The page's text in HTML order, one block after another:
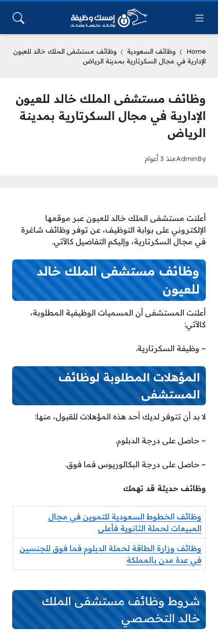
Home وظائف السعودية
وظائف مستشفى الملك خالد للعيون
الإدارية في مجال السكرتارية بمدينة الرياض
وظائف مستشفى الملك خالد للعيون
الإدارية في مجال السكرتارية بمدينة
الرياض
By
Adminمنذ 3 أعوام
أعلنت مستشفى الملك خالد للعيون عبر موقعها
الإلكتروني على بوابة التوظيف، عن توفر وظائف شاغرة
في مجال السكرتارية، وإليكم التفاصيل كالآتي.
وظائف مستشفى الملك خالد
للعيون
أعلنت المستشفى أن المسميات الوظيفية المطلوبة،
كالآتي:
– وظيفة السكرتارية.
المؤهلات المطلوبة لوظائف
المستشفى
لا بد أن تتوفر لديك أحد هذه المؤهلات للقبول، منها:
– حاصل على درجة الدبلوم.
– حاصل على درجة البكالوريوس فما فوق.
وظائف حديثة قد تهمك
وظائف الخطوط السعودية للتموين في مجال
المبيعات لحملة الثانوية فأعلى
وظائف وزارة الطاقة لحملة الدبلوم فما فوق للجنسين
في عدة مدن بالمملكة
شروط وظائف مستشفى الملك
خالد التخصصي